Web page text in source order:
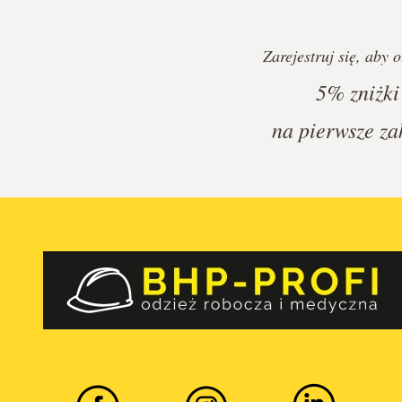
Zarejestruj się, aby
5% zniżki
na pierwsze